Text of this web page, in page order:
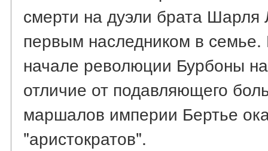
смерти на дуэли брата Шарля
первым наследником в семье.
начале революции Бурбоны
отличие от подавляющего
маршалов империи Бертье
"аристократов".